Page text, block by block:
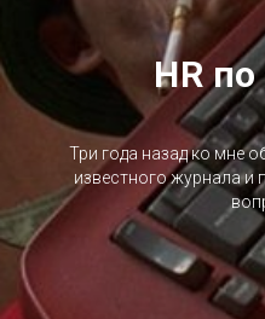
HR
Три года назад ко мне
известного журнала и